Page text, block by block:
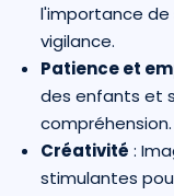
l'importance de
vigilance.
Patience et
des enfants et
compréhension.
Créativité :
stimulantes